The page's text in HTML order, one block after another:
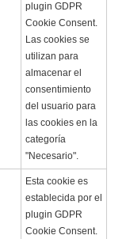
plugin GDPR
Cookie Consent.
Las cookies se
utilizan para
almacenar el
consentimiento
del usuario para
las cookies en la
categoría
"Necesario".
Esta cookie es
establecida por el
plugin GDPR
Cookie Consent.